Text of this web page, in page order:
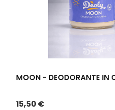
MOON - DEODORANTE IN
15,50 €